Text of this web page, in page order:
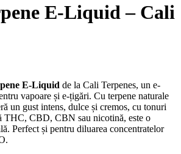
E-Liquid – Cali
E-Liquid de la Cali Terpenes, un e-
vapoare și e-țigări. Cu terpene naturale
un gust intens, dulce și cremos, cu tonuri
THC, CBD, CBN sau nicotină, este o
Perfect și pentru diluarea concentratelor